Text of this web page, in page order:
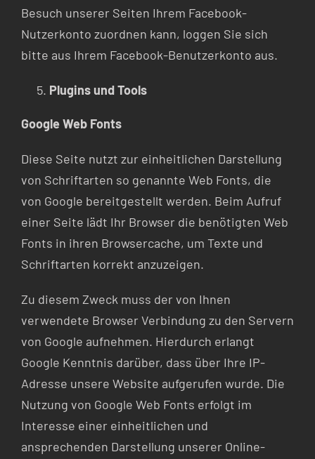
Besuch unserer Seiten Ihrem Facebook-
Nutzerkonto zuordnen kann, loggen Sie sich
bitte aus Ihrem Facebook-Benutzerkonto aus.
Plugins und Tools
Google Web Fonts
Diese Seite nutzt zur einheitlichen Darstellung
von Schriftarten so genannte Web Fonts, die
von Google bereitgestellt werden. Beim Aufruf
einer Seite lädt Ihr Browser die benötigten Web
Fonts in ihren Browsercache, um Texte und
Schriftarten korrekt anzuzeigen.
Zu diesem Zweck muss der von Ihnen
verwendete Browser Verbindung zu den Servern
von Google aufnehmen. Hierdurch erlangt
Google Kenntnis darüber, dass über Ihre IP-
Adresse unsere Website aufgerufen wurde. Die
Nutzung von Google Web Fonts erfolgt im
Interesse einer einheitlichen und
ansprechenden Darstellung unserer Online-